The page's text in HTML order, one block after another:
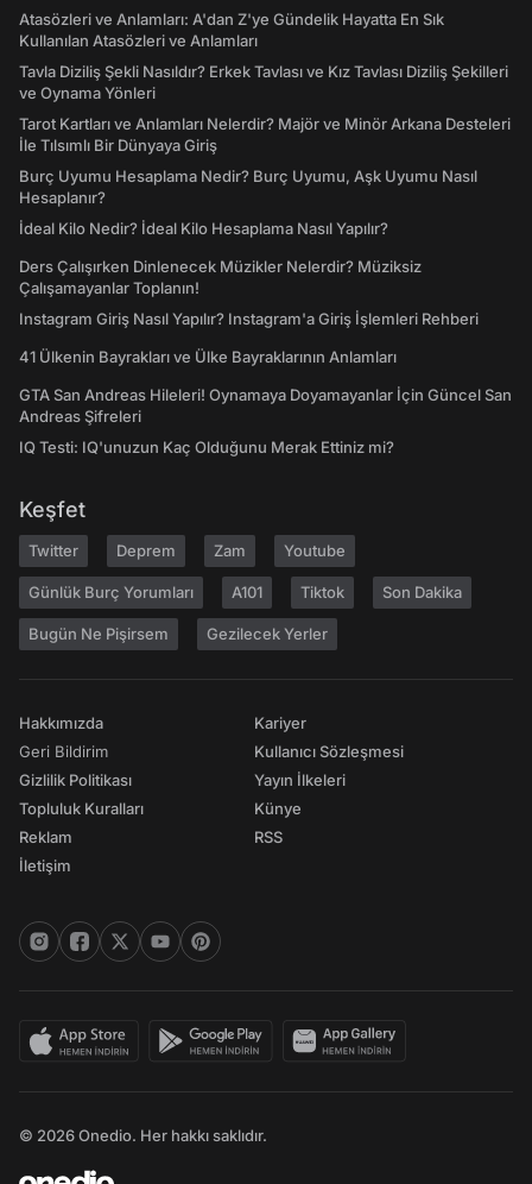
Atasözleri ve Anlamları: A'dan Z'ye Gündelik Hayatta En Sık
Kullanılan Atasözleri ve Anlamları
Tavla Diziliş Şekli Nasıldır? Erkek Tavlası ve Kız Tavlası Diziliş Şekilleri
ve Oynama Yönleri
Tarot Kartları ve Anlamları Nelerdir? Majör ve Minör Arkana Desteleri
İle Tılsımlı Bir Dünyaya Giriş
Burç Uyumu Hesaplama Nedir? Burç Uyumu, Aşk Uyumu Nasıl
Hesaplanır?
İdeal Kilo Nedir? İdeal Kilo Hesaplama Nasıl Yapılır?
Ders Çalışırken Dinlenecek Müzikler Nelerdir? Müziksiz
Çalışamayanlar Toplanın!
Instagram Giriş Nasıl Yapılır? Instagram'a Giriş İşlemleri Rehberi
41 Ülkenin Bayrakları ve Ülke Bayraklarının Anlamları
GTA San Andreas Hileleri! Oynamaya Doyamayanlar İçin Güncel San
Andreas Şifreleri
IQ Testi: IQ'unuzun Kaç Olduğunu Merak Ettiniz mi?
Keşfet
Twitter Deprem Zam Youtube
Günlük Burç Yorumları A101 Tiktok Son Dakika
Bugün Ne Pişirsem Gezilecek Yerler
Hakkımızda
Geri Bildirim
Gizlilik Politikası
Topluluk Kuralları
Reklam
İletişim
Kariyer
Kullanıcı Sözleşmesi
Yayın İlkeleri
Künye
RSS
© 2026 Onedio. Her hakkı saklıdır.